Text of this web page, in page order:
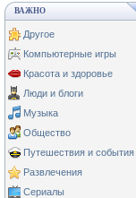
ВАЖНО
Другое
Компьютерные игры
Красота и здоровье
Люди и блоги
Музыка
Общество
Путешествия и события
Развлечения
Сериалы